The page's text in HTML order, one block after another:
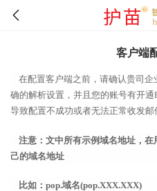
客户端
在配置客户端之前，请确认贵司
确的解析设置，并且您的账号有开通
导致配置不成功或者无法正常收发邮
注意：文中所有示例域名地址，
己的域名地址
比如： pop.域名(pop.XXX.XXX)